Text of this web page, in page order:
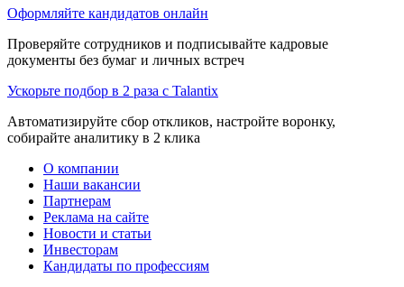
Оформляйте кандидатов онлайн
Проверяйте сотрудников и подписывайте кадровые
документы без бумаг и личных встреч
Ускорьте подбор в 2 раза с Talantix
Автоматизируйте сбор откликов, настройте воронку,
собирайте аналитику в 2 клика
О компании
Наши вакансии
Партнерам
Реклама на сайте
Новости и статьи
Инвесторам
Кандидаты по профессиям